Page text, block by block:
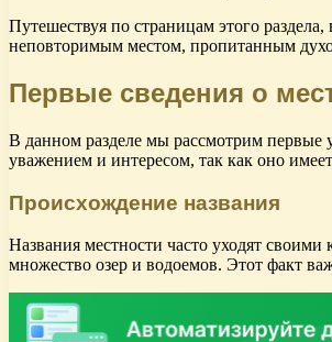
Путешествуя по страницам этого
неповторимым местом, пропитанным
Первые сведения о
В данном разделе мы рассмотрим первые
уважением и интересом, так как оно
Происхождение названия
Названия местности часто уходят
множество озер и водоемов. Этот факт